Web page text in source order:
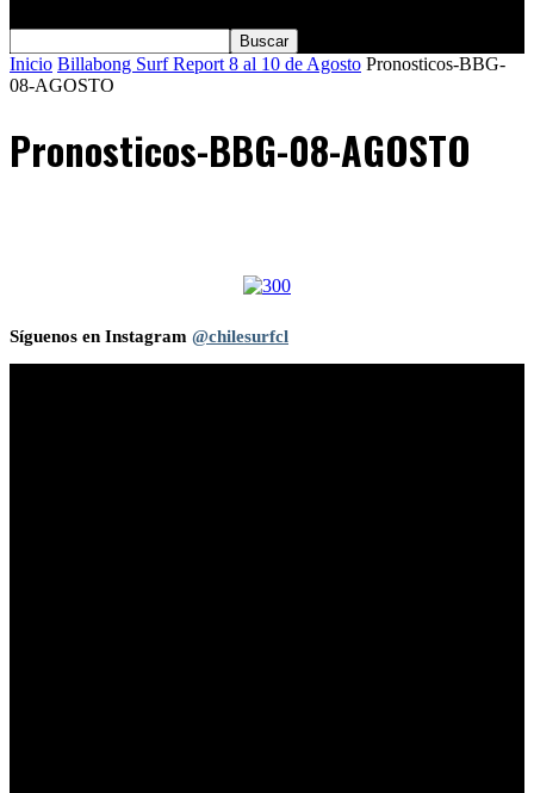
Inicio Billabong Surf Report 8 al 10 de Agosto Pronosticos-BBG-
08-AGOSTO
Pronosticos-BBG-08-AGOSTO
Síguenos en Instagram @chilesurfcl